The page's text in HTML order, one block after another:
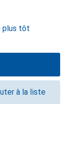
plus tôt
à la liste